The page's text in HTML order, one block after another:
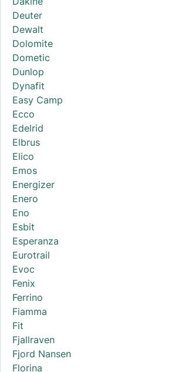
Deuter
Dewalt
Dolomite
Dometic
Dunlop
Dynafit
Easy Camp
Ecco
Edelrid
Elbrus
Elico
Emos
Energizer
Enero
Eno
Esbit
Esperanza
Eurotrail
Evoc
Fenix
Ferrino
Fiamma
Fit
Fjallraven
Fjord Nansen
Florina